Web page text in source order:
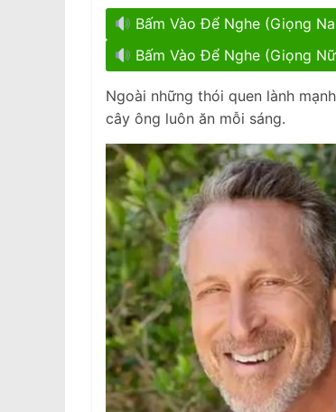
Bấm Vào Để Nghe (Giọng
Bấm Vào Để Nghe (Giọng
Ngoài những thói quen lành
cây ông luôn ăn mỗi sáng.